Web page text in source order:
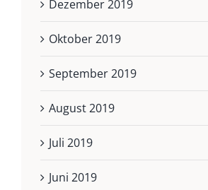
Dezember 2019
Oktober 2019
September 2019
August 2019
Juli 2019
Juni 2019